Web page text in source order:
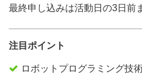
最終申し込みは活動日の3日前
注目ポイント
ロボットプログラミング技